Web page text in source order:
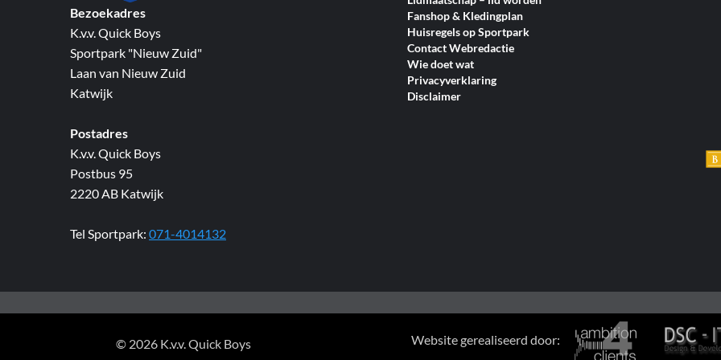
Bezoekadres
K.v.v. Quick Boys
Sportpark "Nieuw Zuid"
Laan van Nieuw Zuid
Katwijk
Postadres
K.v.v. Quick Boys
Postbus 95
2220 AB Katwijk
Tel Sportpark: 071-4014132
Fanshop & Kledingplan
Huisregels op Sportpark
Contact Webredactie
Wie doet wat
Privacyverklaring
Disclaimer
© 2026 K.v.v. Quick Boys Website gerealiseerd door: